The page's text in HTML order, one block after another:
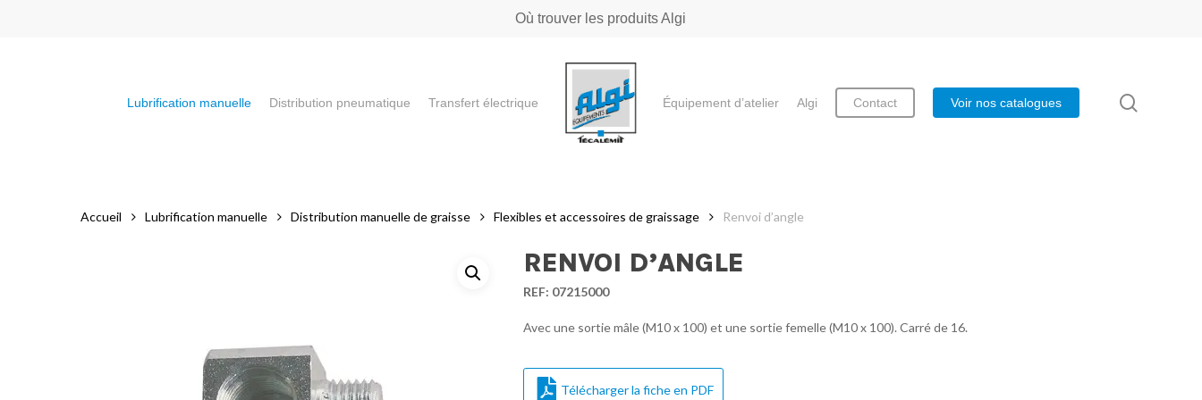
Où trouver les produits Algi
Lubrification manuelle Distribution pneumatique Transfert électrique Équipement d’atelier Algi Contact Voir nos catalogues
Accueil Lubrification manuelle Distribution manuelle de graisse Flexibles et accessoires de graissage Renvoi d’angle
RENVOI D’ANGLE
REF: 07215000
Avec une sortie mâle (M10 x 100) et une sortie femelle (M10 x 100). Carré de 16.
Télécharger la fiche en PDF